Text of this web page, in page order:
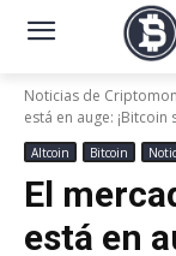
Noticias de
está en auge:
Altcoin Bitcoin
El
está en